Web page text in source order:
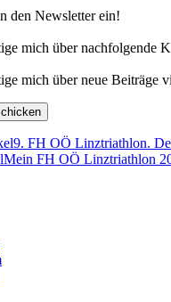
den Newsletter ein!
mich über nachfolgende
mich über neue Beiträge
9. FH OÖ Linztriathlon.
Mein FH OÖ Linztriathlon